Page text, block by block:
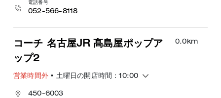
電話番号
052-566-8118
0.0km
コーチ 名古屋JR 髙島屋ポップア
ップ2
営業時間外 • 土曜日の開店時間：10:00
450-6003